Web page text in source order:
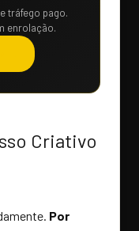
tráfego pago.
enrolação.
Criativo
Por